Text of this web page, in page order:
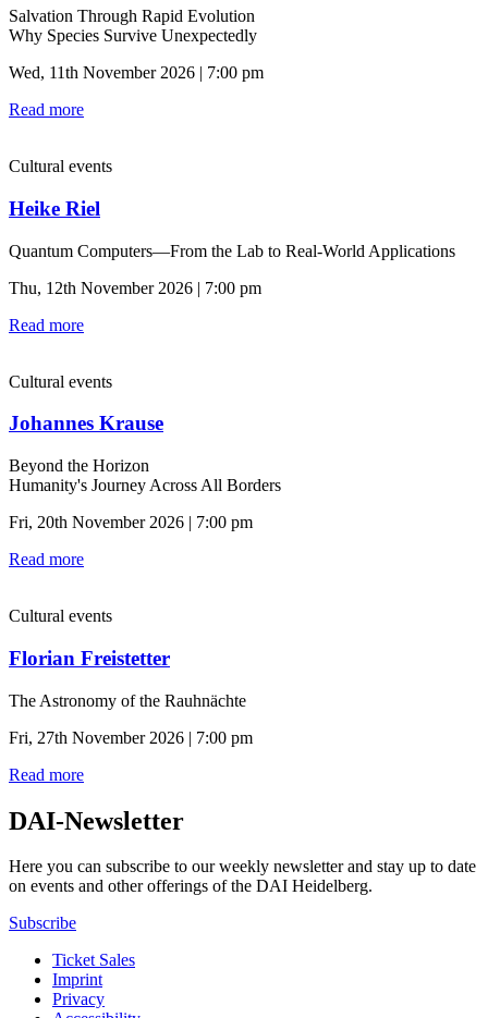
Salvation Through Rapid Evolution
Why Species Survive Unexpectedly
Wed, 11th November 2026 | 7:00 pm
Read more
Cultural events
Heike Riel
Quantum Computers—From the Lab to Real-World Applications
Thu, 12th November 2026 | 7:00 pm
Read more
Cultural events
Johannes Krause
Beyond the Horizon
Humanity's Journey Across All Borders
Fri, 20th November 2026 | 7:00 pm
Read more
Cultural events
Florian Freistetter
The Astronomy of the Rauhnächte
Fri, 27th November 2026 | 7:00 pm
Read more
DAI-Newsletter
Here you can subscribe to our weekly newsletter and stay up to date
on events and other offerings of the DAI Heidelberg.
Subscribe
Ticket Sales
Imprint
Privacy